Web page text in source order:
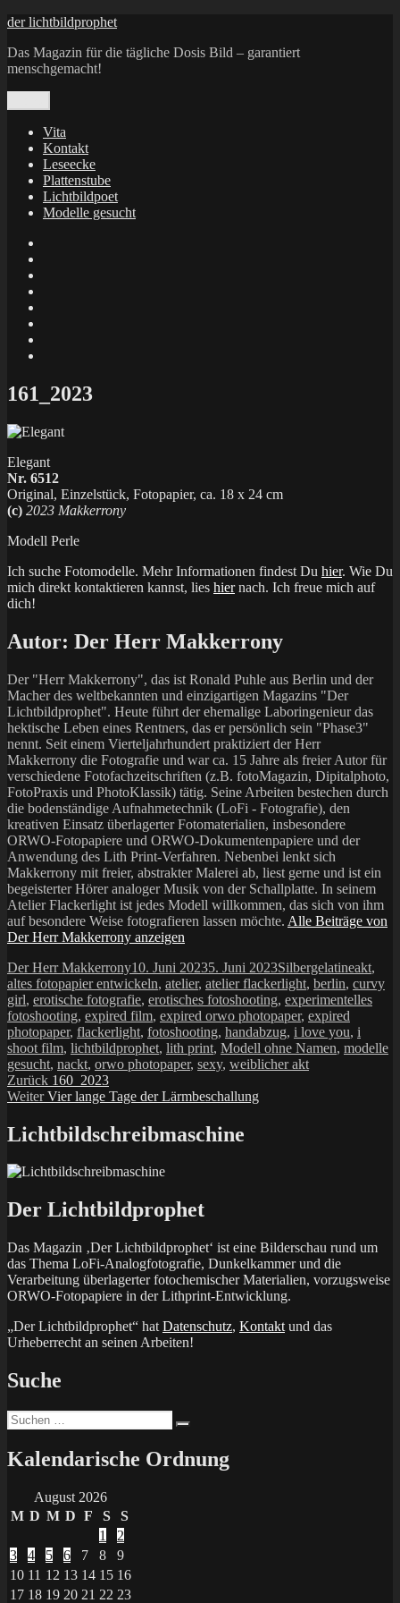
Zum
springen
der lichtbildprophet
Das Magazin für die tägliche Dosis Bild – garantiert
menschgemacht!
Vita
Kontakt
Leseecke
Plattenstube
Lichtbildpoet
Modelle gesucht
X
161_2023
Elegant
Nr. 6512
Original, Einzelstück, Fotopapier, ca. 18 x 24 cm
(c) 2023 Makkerrony
Modell Perle
Ich suche Fotomodelle. Mehr Informationen findest Du hier. Wie Du
mich direkt kontaktieren kannst, lies hiernach. Ich freue mich auf
dich!
Autor: Der Herr Makkerrony
Der "Herr Makkerrony", das ist Ronald Puhle aus Berlin und der
Macher des weltbekannten und einzigartigen Magazins "Der
Lichtbildprophet". Heute führt der ehemalige Laboringenieur das
hektische Leben eines Rentners, das er persönlich sein "Phase3"
nennt. Seit einem Vierteljahrhundert praktiziert der Herr
Makkerrony die Fotografie und war ca. 15 Jahre als freier Autor für
verschiedene Fotofachzeitschriften (z.B. fotoMagazin, Dipitalphoto,
FotoPraxis und PhotoKlassik) tätig. Seine Arbeiten bestechen durch
die bodenständige Aufnahmetechnik (LoFi - Fotografie), den
kreativen Einsatz überlagerter Fotomaterialien, insbesondere
ORWO-Fotopapiere und ORWO-Dokumentenpapiere und der
Anwendung des Lith Print-Verfahren. Nebenbei lenkt sich
Makkerrony mit freier, abstrakter Malerei ab, liest gerne und ist ein
begeisterter Hörer analoger Musik von der Schallplatte. In seinem
Atelier Flackerlight ist jedes Modell willkommen, das sich von ihm
auf besondere Weise fotografieren lassen möchte. Alle Beiträge von
Der Herr Makkerrony anzeigen
Autor
Der Herr MakkerronyVeröffentlicht
am
10. Juni 20235. Juni 2023Kategorien
Silbergelatineakt,
altes fotopapier entwickeln, atelier, atelier flackerlight, berlin, curvy
girl, erotische fotografie, erotisches fotoshooting, experimentelles
fotoshooting, expired film, expired orwo photopaper, expired
photopaper, flackerlight, fotoshooting, handabzug, i love you, i
shoot film, lichtbildprophet, lith print, Modell ohne Namen, modelle
gesucht, nackt, orwo photopaper, sexy, weiblicher akt
Beitragsnavigation
Zurück Vorheriger
Beitrag:
160_2023
Weiter Nächster
Vier lange Tage der Lärmbeschallung
Lichtbildschreibmaschine
Der Lichtbildprophet
Das Magazin ‚Der Lichtbildprophet‘ ist eine Bilderschau rund um
das Thema LoFi-Analogfotografie, Dunkelkammer und die
Verarbeitung überlagerter fotochemischer Materialien, vorzugsweise
ORWO-Fotopapiere in der Lithprint-Entwicklung.
„Der Lichtbildprophet“ hat Datenschutz, Kontakt und das
Urheberrecht an seinen Arbeiten!
Suche
Suchen
nach:
Kalendarische Ordnung
August 2026
M D M D F S
S
1
2
3
4 5 6 7 8
9
10 11 12 13 14 15 16
17 18 19 20 21 22 23